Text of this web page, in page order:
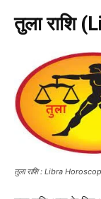
तुला राशि
तुला राशि : Libra